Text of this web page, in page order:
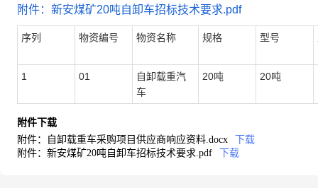
附件：新安煤矿20吨自卸车招标技术要求.pdf
序列 物资编号 物资名称 规格 型号
1 01
自卸载重汽
车
20吨 20吨
附件下载
附件：自卸载重车采购项目供应商响应资料.docx
下载
附件：新安煤矿20吨自卸车招标技术要求.pdf
下载